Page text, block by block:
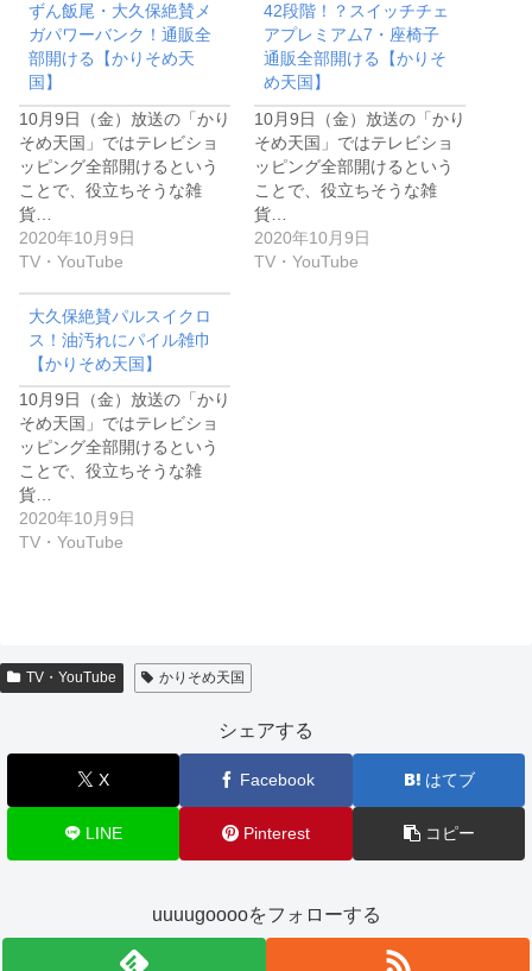
ずん飯尾・大久保絶賛メ
ガパワーバンク！通販全
部開ける【かりそめ天
国】
10月9日（金）放送の「かり
そめ天国」ではテレビショ
ッピング全部開けるという
ことで、役立ちそうな雑
貨…
2020年10月9日
TV・YouTube
42段階！？スイッチチェ
アプレミアム7・座椅子
通販全部開ける【かりそ
め天国】
10月9日（金）放送の「かり
そめ天国」ではテレビショ
ッピング全部開けるという
ことで、役立ちそうな雑
貨…
2020年10月9日
TV・YouTube
大久保絶賛パルスイクロ
ス！油汚れにパイル雑巾
【かりそめ天国】
10月9日（金）放送の「かり
そめ天国」ではテレビショ
ッピング全部開けるという
ことで、役立ちそうな雑
貨…
2020年10月9日
TV・YouTube
TV・YouTube かりそめ天国
シェアする
X Facebook はてブ
LINE Pinterest コピー
uuuugooooをフォローする